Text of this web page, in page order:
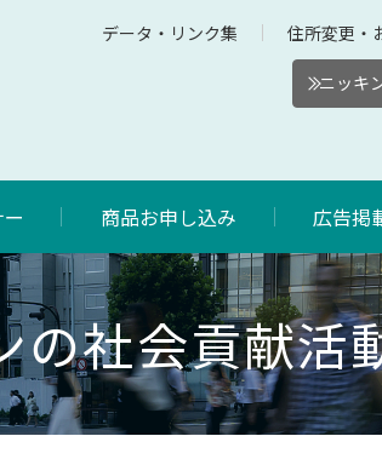
データ・リンク集 住所変更・
ニッキ
商品お申し込み 広告掲
の社会貢献活